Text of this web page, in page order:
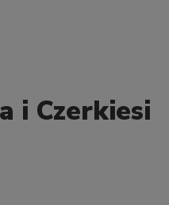
i Czerkiesi